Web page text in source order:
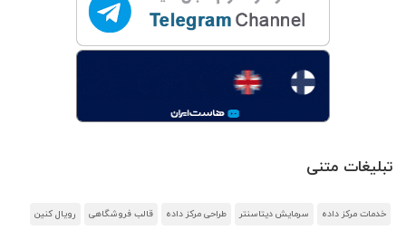
تبلیغات متنی
خدمات مرکز داده سرمایش دیتاسنتر طراحی مرکز داده قالب فروشگاهی رویال کنین